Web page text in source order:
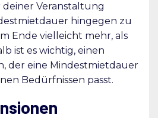
Veranstaltung
hingegen zu
Ende vielleicht mehr, als
ist es wichtig, einen
der eine Mindestmietdauer
Bedürfnissen passt.